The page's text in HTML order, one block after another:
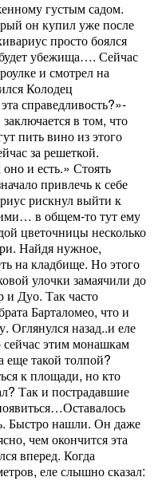
густым садом.
он купил уже после
просто боялся
убежища…. Сейчас
и смотрел на
Колодец
справедливость?»-
в том, что
пить вино из этого
за решеткой.
и есть.» Стоять
привлечь к себе
рискнул выйти к
в общем-то тут ему
цветочницы несколько
Найдя нужное,
на кладбище. Но этого
улочки замаячили до
и Дуо. Так часто
Барталомео, что и
Оглянулся назад..и еле
этим монашкам
такой толпой?
к площади, но кто
Так и пострадавшие
Быстро нашли. Он даже
чем окончится эта
вперед. Когда
еле слышно сказал: